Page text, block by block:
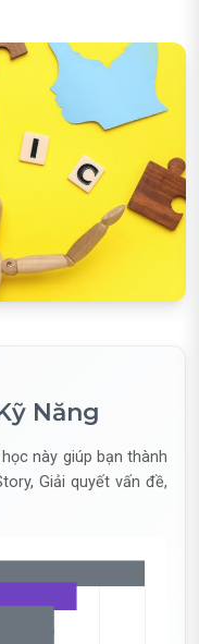
Năng
này giúp bạn thành
Giải quyết vấn đề,